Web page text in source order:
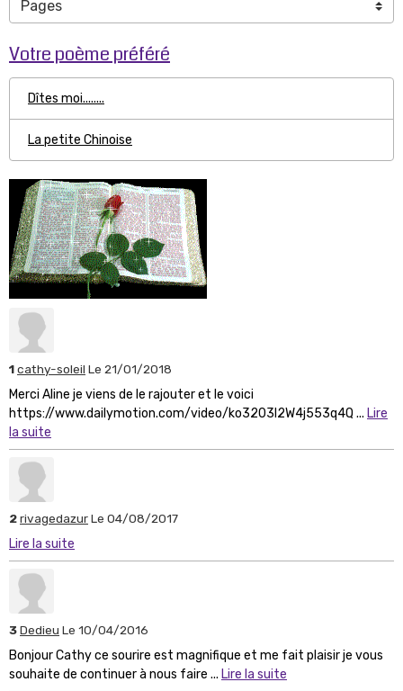
Votre poème préféré
Dîtes moi........
La petite Chinoise
1cathy-soleil Le 21/01/2018
Merci Aline je viens de le rajouter et le voici
https://www.dailymotion.com/video/ko3203l2W4j553q4Q ... Lire
la suite
2rivagedazurLe 04/08/2017
Lire la suite
3Dedieu Le 10/04/2016
Bonjour Cathy ce sourire est magnifique et me fait plaisir je vous
souhaite de continuer à nous faire ... Lire la suite